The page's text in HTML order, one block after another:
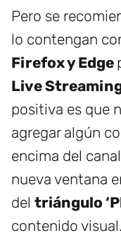
Pero se
lo contengan
Firefox y Edge
Live
positiva es que
agregar algún
encima del
nueva ventana
del triángulo
contenido visual.